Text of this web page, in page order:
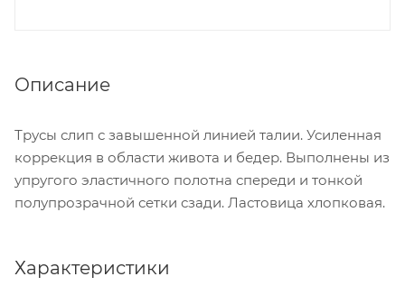
Описание
Трусы слип с завышенной линией талии. Усиленная
коррекция в области живота и бедер. Выполнены из
упругого эластичного полотна спереди и тонкой
полупрозрачной сетки сзади. Ластовица хлопковая.
Характеристики